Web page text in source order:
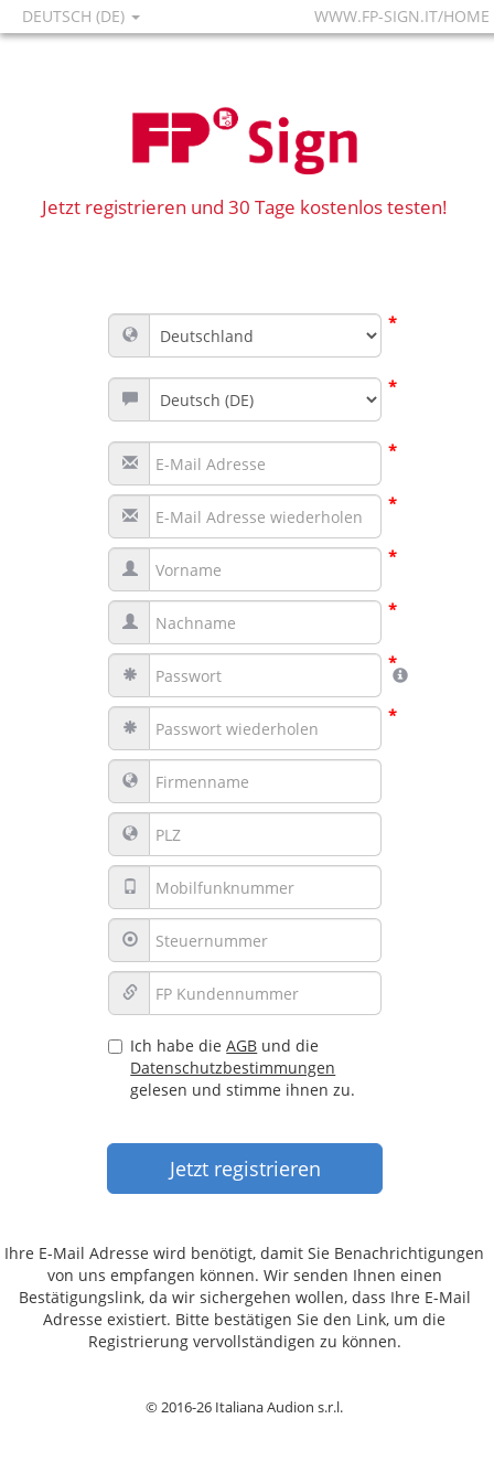
DEUTSCH (DE) WWW.FP-SIGN.IT/HOME
Jetzt registrieren und 30 Tage kostenlos testen!
*
*
*
*
*
*
*
*
Ich habe dieAGB und die
Datenschutzbestimmungen
gelesen und stimme ihnen zu.
Ihre E-Mail Adresse wird benötigt, damit Sie Benachrichtigungen
von uns empfangen können. Wir senden Ihnen einen
Bestätigungslink, da wir sichergehen wollen, dass Ihre E-Mail
Adresse existiert. Bitte bestätigen Sie den Link, um die
Registrierung vervollständigen zu können.
© 2016-26 Italiana Audion s.r.l.